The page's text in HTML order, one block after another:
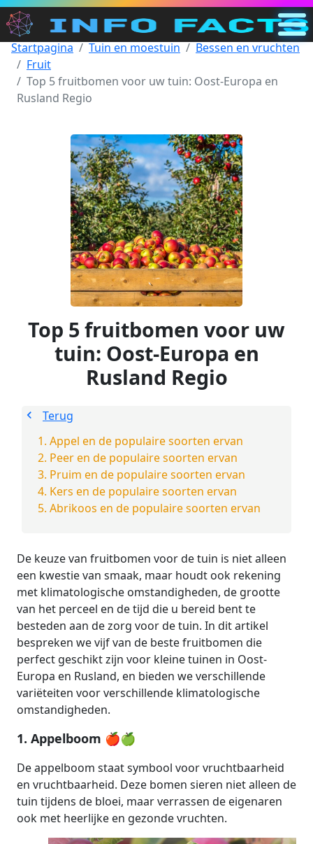
Hoofdpagina
NL
Overige
Startpagina Tuin en moestuin
Bessen en vruchten
Fruit
Top 5 fruitbomen voor uw tuin: Oost-Europa en
Rusland Regio
Top 5 fruitbomen voor uw
tuin: Oost-Europa en
Rusland Regio
Terug
Appel en de populaire soorten ervan
Peer en de populaire soorten ervan
Pruim en de populaire soorten ervan
Kers en de populaire soorten ervan
Abrikoos en de populaire soorten ervan
De keuze van fruitbomen voor de tuin is niet alleen
een kwestie van smaak, maar houdt ook rekening
met klimatologische omstandigheden, de grootte
van het perceel en de tijd die u bereid bent te
besteden aan de zorg voor de tuin. In dit artikel
bespreken we vijf van de beste fruitbomen die
perfect geschikt zijn voor kleine tuinen in Oost-
Europa en Rusland, en bieden we verschillende
variëteiten voor verschillende klimatologische
omstandigheden.
1. Appelboom 🍎🍏
De appelboom staat symbool voor vruchtbaarheid
en vruchtbaarheid. Deze bomen sieren niet alleen de
tuin tijdens de bloei, maar verrassen de eigenaren
ook met heerlijke en gezonde vruchten.